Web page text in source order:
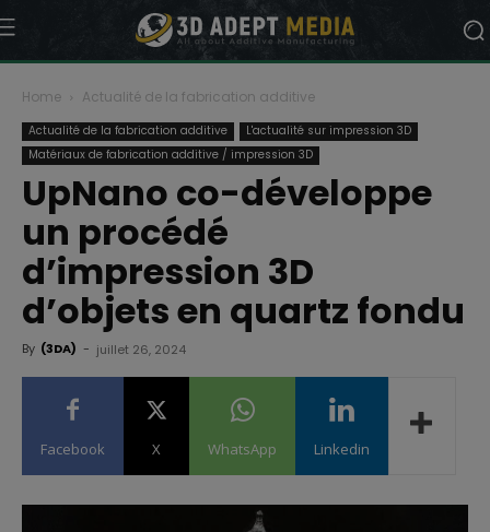
Home Actualité de la fabrication additive
Actualité de la fabrication additive
L'actualité sur impression 3D
Matériaux de fabrication additive / impression 3D
UpNano co-développe
un procédé
d’impression 3D
d’objets en quartz fondu
By (3DA) - juillet 26, 2024
Facebook X WhatsApp Linkedin